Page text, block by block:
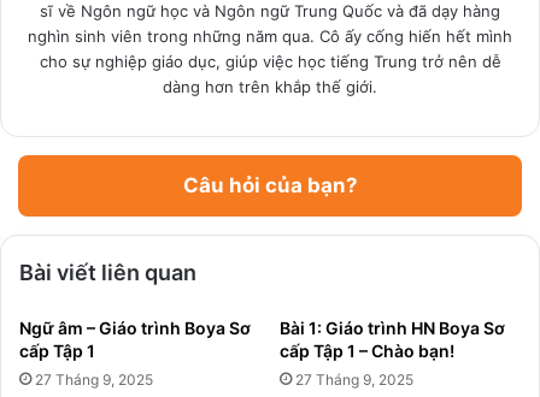
sĩ về Ngôn ngữ học và Ngôn ngữ Trung Quốc và đã dạy hàng
nghìn sinh viên trong những năm qua. Cô ấy cống hiến hết mình
cho sự nghiệp giáo dục, giúp việc học tiếng Trung trở nên dễ
dàng hơn trên khắp thế giới.
Câu hỏi của bạn?
Bài viết liên quan
Ngữ âm – Giáo trình Boya Sơ
cấp Tập 1
27 Tháng 9, 2025
Bài 1: Giáo trình HN Boya Sơ
cấp Tập 1 – Chào bạn!
27 Tháng 9, 2025